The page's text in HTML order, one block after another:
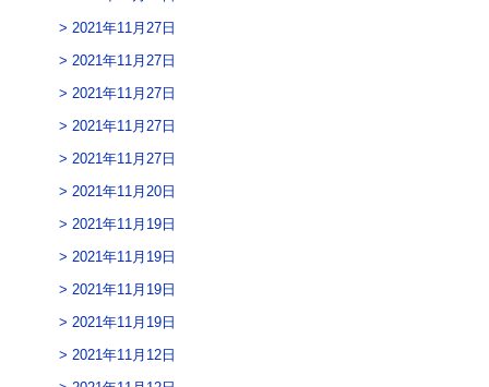
2021年11月27日
2021年11月27日
2021年11月27日
2021年11月27日
2021年11月27日
2021年11月20日
2021年11月19日
2021年11月19日
2021年11月19日
2021年11月19日
2021年11月12日